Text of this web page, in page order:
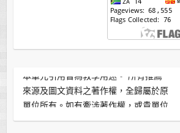
來源及圖文資料之著作權，全歸屬於原
單位所有。如有牽涉著作權，或貴單位